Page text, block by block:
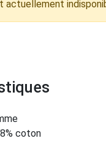
actuellement
coton